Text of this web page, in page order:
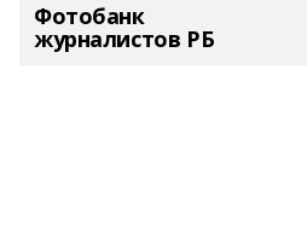
Фотобанк
журналистов РБ